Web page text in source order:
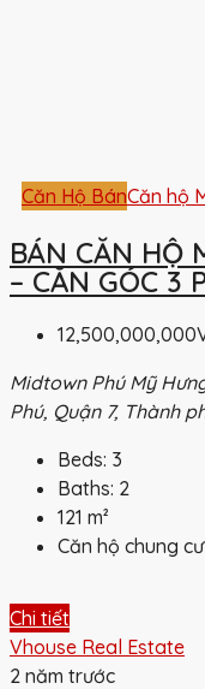
Căn Hộ BánCăn hộ
BÁN CĂN HỘ
– CĂN GÓC 3
Midtown Phú Mỹ
Phú, Quận 7, Thành
Beds: 3
Baths: 2
121 m²
Căn hộ chung cư
Chi tiết
Vhouse Real Estate
2 năm trước